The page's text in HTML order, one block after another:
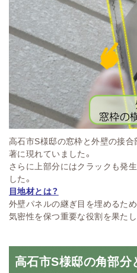
高石市S様邸の窓枠と外壁の接
著に現れていました。
さらに上部分にはクラックも発生
した。
目地材とは？
外壁パネルの継ぎ目を埋めるた
気密性を保つ重要な役割を果たし
高石市S様邸の角部